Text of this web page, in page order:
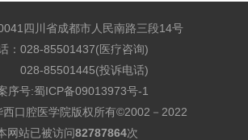
四川省成都市人民南路三段14号
：028-85501437(医疗咨询)
028-85501445(投诉电话)
序号:蜀ICP备09013973号-1
西口腔医学院版权所有©2002－2022
网站已被访问82787864次